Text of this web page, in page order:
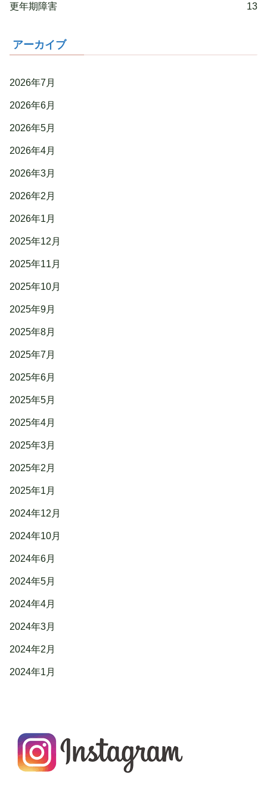
更年期障害 13
アーカイブ
2026年7月
2026年6月
2026年5月
2026年4月
2026年3月
2026年2月
2026年1月
2025年12月
2025年11月
2025年10月
2025年9月
2025年8月
2025年7月
2025年6月
2025年5月
2025年4月
2025年3月
2025年2月
2025年1月
2024年12月
2024年10月
2024年6月
2024年5月
2024年4月
2024年3月
2024年2月
2024年1月